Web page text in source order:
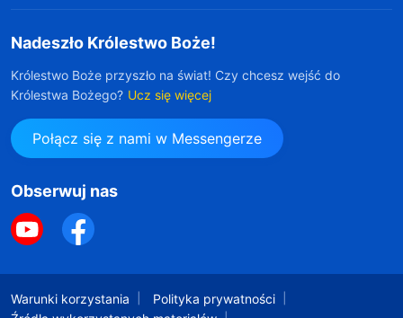
Nadeszło Królestwo Boże!
Królestwo Boże przyszło na świat! Czy chcesz wejść do
Królestwa Bożego? Ucz się więcej
Połącz się z nami w Messengerze
Obserwuj nas
Warunki korzystania
Polityka prywatności